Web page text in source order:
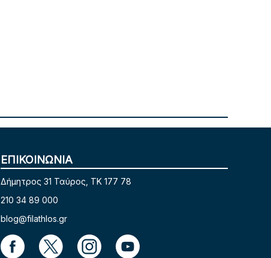
ΕΠΙΚΟΙΝΩΝΙΑ
Δήμητρος 31 Ταύρος, TK 177 78
210 34 89 000
blog@filathlos.gr